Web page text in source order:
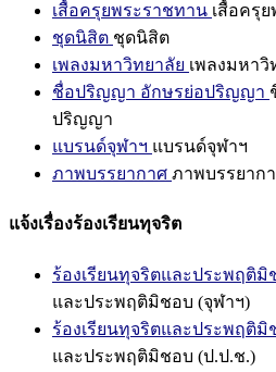
เสื้อครุยพระราชทาน เสื้อครุ
ชุดนิสิต ชุดนิสิต
เพลงมหาวิทยาลัย เพลงมหาวิ
ชื่อปริญญา อักษรย่อปริญญา
ปริญญา
แบรนด์จุฬาฯ แบรนด์จุฬาฯ
ภาพบรรยากาศ ภาพบรรยาก
แจ้งเรื่องร้องเรียนทุจริต
ร้องเรียนทุจริตและประพฤติมิ
และประพฤติมิชอบ (จุฬาฯ)
ร้องเรียนทุจริตและประพฤติมิ
และประพฤติมิชอบ (ป.ป.ช.)